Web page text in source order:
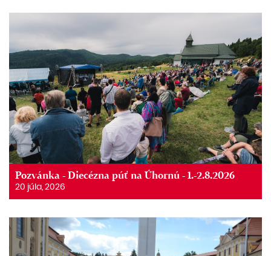
Pozvánka - Diecézna púť na Úhornú - 1.-2.8.2026
20 júla, 2026